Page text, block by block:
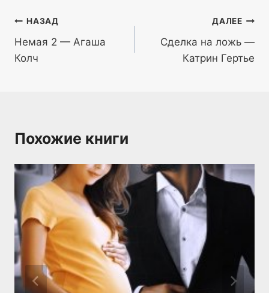
Навигация
по
записям
НАЗАД
Немая 2 — Агаша
Колч
ДАЛЕЕ
Сделка на ложь —
Катрин Гертье
Похожие книги